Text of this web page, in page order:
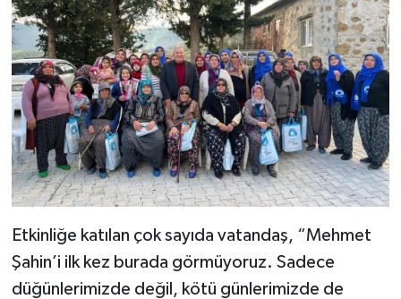
Etkinliğe katılan çok sayıda vatandaş, “Mehmet
Şahin’i ilk kez burada görmüyoruz. Sadece
düğünlerimizde değil, kötü günlerimizde de